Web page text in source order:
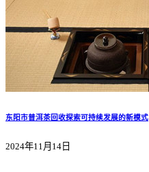
东阳市普洱茶回收探索可持续发展的新模式
2024年11月14日